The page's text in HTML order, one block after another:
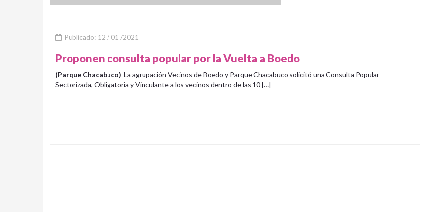
Publicado: 12 / 01 /2021
Proponen consulta popular por la Vuelta a Boedo
(Parque Chacabuco) La agrupación Vecinos de Boedo y Parque Chacabuco solicitó una Consulta Popular
Sectorizada, Obligatoria y Vinculante a los vecinos dentro de las 10 […]